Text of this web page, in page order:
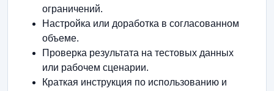
ограничений.
Настройка или доработка в согласованном
объеме.
Проверка результата на тестовых данных
или рабочем сценарии.
Краткая инструкция по использованию и